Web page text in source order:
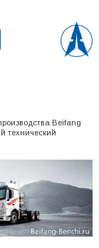
Beifang
технический